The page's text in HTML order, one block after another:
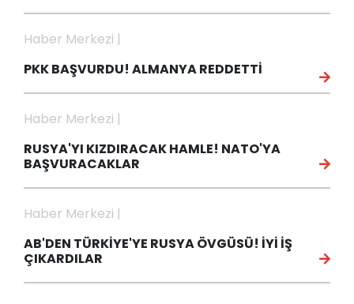
Haber Merkezi |
PKK BAŞVURDU! ALMANYA REDDETTİ
Haber Merkezi |
RUSYA'YI KIZDIRACAK HAMLE! NATO'YA
BAŞVURACAKLAR
Haber Merkezi |
AB'DEN TÜRKİYE'YE RUSYA ÖVGÜSÜ! İYİ İŞ
ÇIKARDILAR